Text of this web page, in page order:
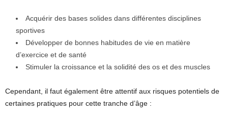
Acquérir des bases solides dans différentes disciplines
sportives
Développer de bonnes habitudes de vie en matière
d’exercice et de santé
Stimuler la croissance et la solidité des os et des muscles
Cependant, il faut également être attentif aux risques potentiels de
certaines pratiques pour cette tranche d’âge :